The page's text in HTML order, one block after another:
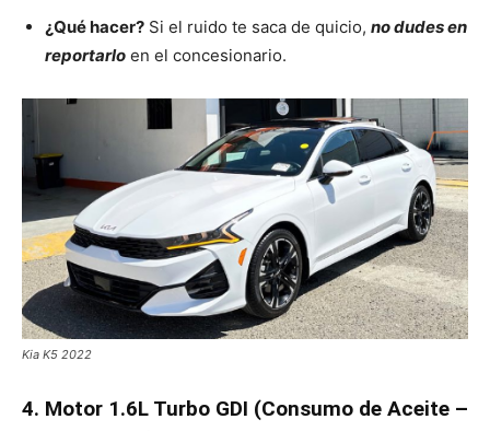
¿Qué hacer? Si el ruido te saca de quicio, no dudes en
reportarlo en el concesionario.
Kia K5 2022
4. Motor 1.6L Turbo GDI (Consumo de Aceite –